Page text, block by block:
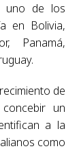
uno de los
en Bolivia,
Panamá,
de
un
a la
como